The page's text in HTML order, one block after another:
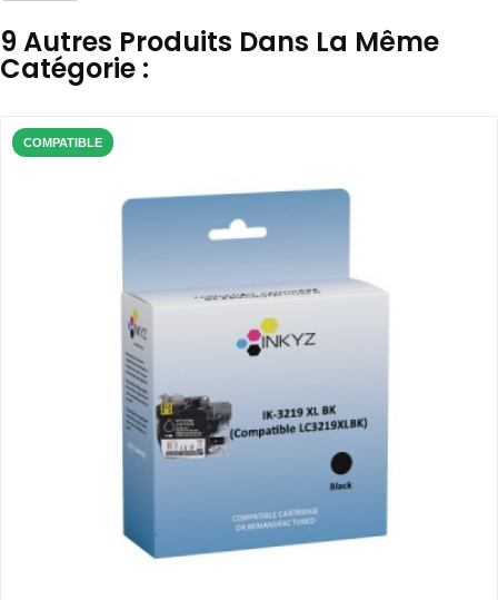
9 Autres Produits Dans La Même
Catégorie :
COMPATIBLE